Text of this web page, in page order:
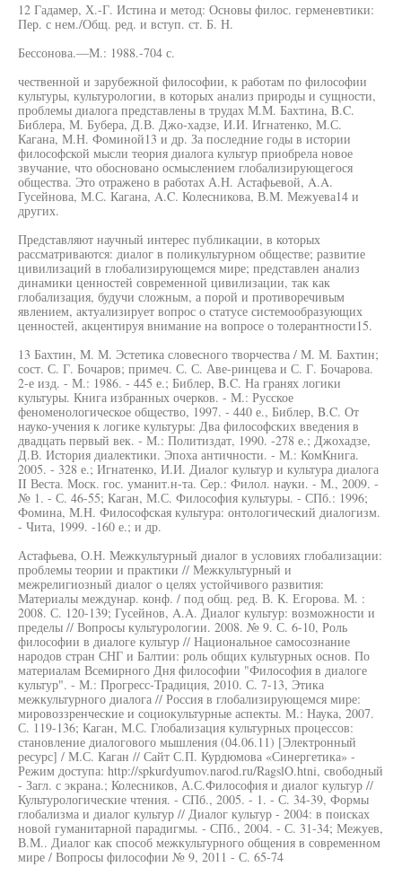
12 Гадамер, Х.-Г. Истина и метод: Основы филос. герменевтики:
Пер. с нем./Общ. ред. и вступ. ст. Б. Н.
Бессонова.—М.: 1988.-704 с.
чественной и зарубежной философии, к работам по философии
культуры, культурологии, в которых анализ природы и сущности,
проблемы диалога представлены в трудах М.М. Бахтина, B.C.
Библера, М. Бубера, Д.В. Джо-хадзе, И.И. Игнатенко, М.С.
Кагана, М.Н. Фоминой13 и др. За последние годы в истории
философской мысли теория диалога культур приобрела новое
звучание, что обосновано осмыслением глобализирующегося
общества. Это отражено в работах А.Н. Астафьевой, A.A.
Гусейнова, М.С. Кагана, A.C. Колесникова, В.М. Межуева14 и
других.
Представляют научный интерес публикации, в которых
рассматриваются: диалог в поликультурном обществе; развитие
цивилизаций в глобализирующемся мире; представлен анализ
динамики ценностей современной цивилизации, так как
глобализация, будучи сложным, а порой и противоречивым
явлением, актуализирует вопрос о статусе системообразующих
ценностей, акцентируя внимание на вопросе о толерантности15.
13 Бахтин, М. М. Эстетика словесного творчества / М. М. Бахтин;
сост. С. Г. Бочаров; примеч. С. С. Аве-ринцева и С. Г. Бочарова.
2-е изд. - М.: 1986. - 445 е.; Библер, B.C. На гранях логики
культуры. Книга избранных очерков. - М.: Русское
феноменологическое общество, 1997. - 440 е., Библер, B.C. От
науко-учения к логике культуры: Два философских введения в
двадцать первый век. - М.: Политиздат, 1990. -278 е.; Джохадзе,
Д.В. История диалектики. Эпоха античности. - М.: КомКнига.
2005. - 328 е.; Игнатенко, И.И. Диалог культур и культура диалога
II Веста. Моск. гос. уманит.н-та. Сер.: Филол. науки. - М., 2009. -
№ 1. - С. 46-55; Каган, М.С. Философия культуры. - СПб.: 1996;
Фомина, М.Н. Философская культура: онтологический диалогизм.
- Чита, 1999. -160 е.; и др.
Астафьева, О.Н. Межкультурный диалог в условиях глобализации:
проблемы теории и практики // Межкультурный и
межрелигиозный диалог о целях устойчивого развития:
Материалы междунар. конф. / под общ. ред. В. К. Егорова. М. :
2008. С. 120-139; Гусейнов, A.A. Диалог культур: возможности и
пределы // Вопросы культурологии. 2008. № 9. С. 6-10, Роль
философии в диалоге культур // Национальное самосознание
народов стран СНГ и Балтии: роль общих культурных основ. По
материалам Всемирного Дня философии "Философия в диалоге
культур". - М.: Прогресс-Традиция, 2010. С. 7-13, Этика
межкультурного диалога // Россия в глобализирующемся мире:
мировоззренческие и социокультурные аспекты. М.: Наука, 2007.
С. 119-136; Каган, М.С. Глобализация культурных процессов:
становление диалогового мышления (04.06.11) [Электронный
ресурс] / М.С. Каган // Сайт С.П. Курдюмова «Синергетика» -
Режим доступа: http://spkurdyumov.narod.ru/RagslO.htni, свободный
- Загл. с экрана.; Колесников, А.С.Философия и диалог культур //
Культурологические чтения. - СПб., 2005. - 1. - С. 34-39, Формы
глобализма и диалог культур // Диалог культур - 2004: в поисках
новой гуманитарной парадигмы. - СПб., 2004. - С. 31-34; Межуев,
В.М.. Диалог как способ межкультурного общения в современном
мире / Вопросы философии № 9, 2011 - С. 65-74